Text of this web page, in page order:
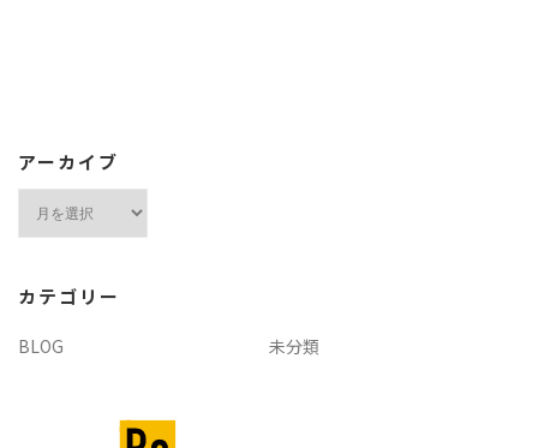
アーカイブ
ブ
カテゴリー
BLOG 未分類